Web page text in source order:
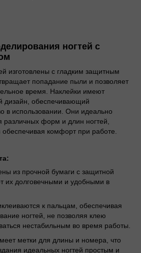
ногтей с
изготовлены с гладким защитным
попадание пыли и позволяет
время. Наклейки имеют
дизайн, обеспечивающий
в использовании. Они идеально
различных форм и длин ногтей,
комфорт при работе.
из прочной бумаги с защитной
их долговечными и удобными в
к пальцам, обеспечивая
ногтей, не позволяя клею
нестабильным во время работы.
метки для длины и номера, что
идеальных ногтей простым и